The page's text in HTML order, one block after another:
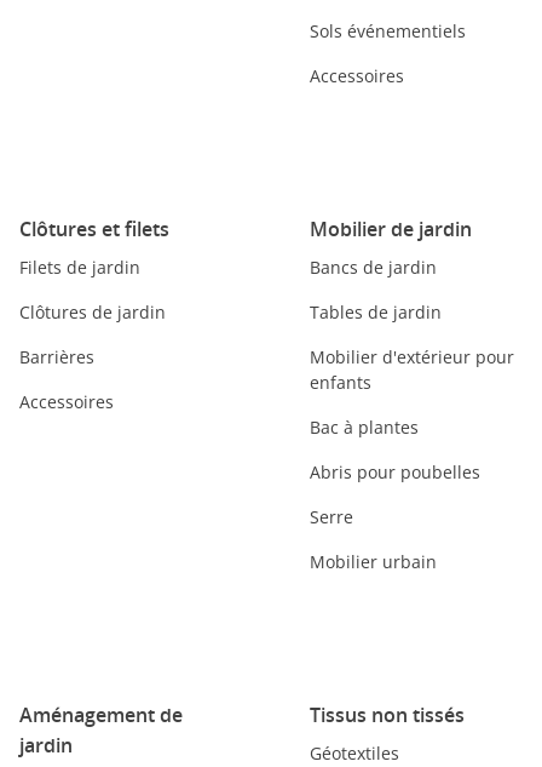
Sols événementiels
Accessoires
Clôtures et filets
Filets de jardin
Clôtures de jardin
Barrières
Accessoires
Mobilier de jardin
Bancs de jardin
Tables de jardin
Mobilier d'extérieur pour
enfants
Bac à plantes
Abris pour poubelles
Serre
Mobilier urbain
Aménagement de
jardin
Tissus non tissés
Géotextiles